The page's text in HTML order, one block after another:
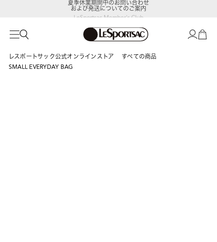
LeSportsac Member's Club
ポイントアップキャンペーン開催中
および発送についてのご案内
レスポートサック公式オンラインストア
すべての商品
SMALL EVERYDAY BAG